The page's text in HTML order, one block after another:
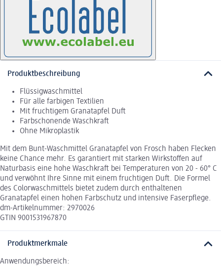
Produktbeschreibung
Flüssigwaschmittel
Für alle farbigen Textilien
Mit fruchtigem Granatapfel Duft
Farbschonende Waschkraft
Ohne Mikroplastik
Mit dem Bunt-Waschmittel Granatapfel von Frosch haben Flecken
keine Chance mehr. Es garantiert mit starken Wirkstoffen auf
Naturbasis eine hohe Waschkraft bei Temperaturen von 20 - 60° C
und verwöhnt Ihre Sinne mit einem fruchtigen Duft. Die Formel
des Colorwaschmittels bietet zudem durch enthaltenen
Granatapfel einen hohen Farbschutz und intensive Faserpflege.
dm-Artikelnummer: 2970026
GTIN 9001531967870
Produktmerkmale
Anwendungsbereich: